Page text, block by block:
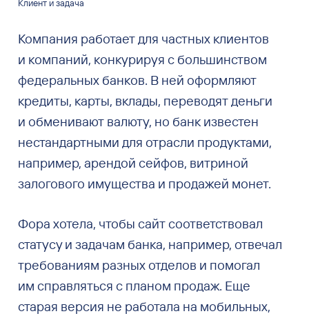
Клиент и задача
Компания работает для частных клиентов
и компаний, конкурируя с большинством
федеральных банков. В ней оформляют
кредиты, карты, вклады, переводят деньги
и обменивают валюту, но банк известен
нестандартными для отрасли продуктами,
например, арендой сейфов, витриной
залогового имущества и продажей монет.
Фора хотела, чтобы сайт соответствовал
статусу и задачам банка, например, отвечал
требованиям разных отделов и помогал
им справляться с планом продаж. Еще
старая версия не работала на мобильных,